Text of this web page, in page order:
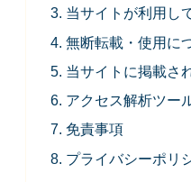
当サイトが利用し
無断転載・使用に
当サイトに掲載さ
アクセス解析ツー
免責事項
プライバシーポリ